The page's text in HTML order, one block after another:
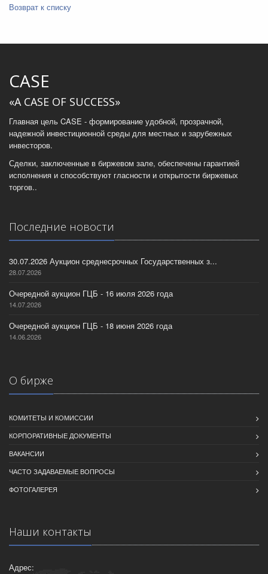
Возврат к списку
CASE
«A CASE OF SUCCESS»
Главная цель CASE - формирование удобной, прозрачной,
надежной инвестиционной среды для местных и зарубежных
инвесторов.
Сделки, заключенные в биржевом зале, обеспечены гарантией
исполнения и способствуют гласности и открытости биржевых
торгов..
Последние новости
30.07.2026 Аукцион среднесрочных Государственных з...
28.07.2026
Очередной аукцион ГЦБ - 16 июля 2026 года
14.07.2026
Очередной аукцион ГЦБ - 18 июня 2026 года
14.06.2026
О бирже
КОМИТЕТЫ И КОМИССИИ
КОРПОРАТИВНЫЕ ДОКУМЕНТЫ
ВАКАНСИИ
ЧАСТО ЗАДАВАЕМЫЕ ВОПРОСЫ
ФОТОГАЛЕРЕЯ
Наши контакты
Адрес: